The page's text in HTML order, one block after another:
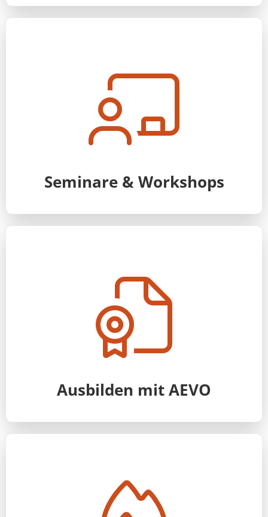
Seminare & Workshops
Ausbilden mit AEVO